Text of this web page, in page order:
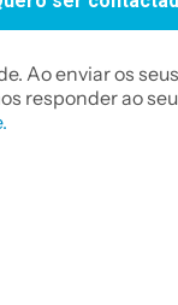
Ao enviar os
responder ao